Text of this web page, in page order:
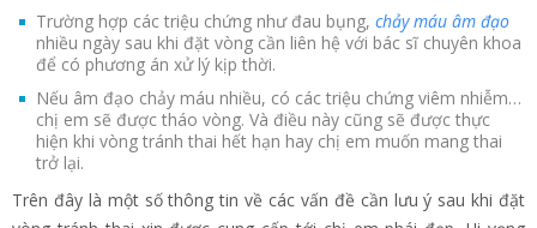
Trường hợp các triệu chứng như đau bụng, chảy máu âm đạo
nhiều ngày sau khi đặt vòng cần liên hệ với bác sĩ chuyên khoa
để có phương án xử lý kịp thời.
Nếu âm đạo chảy máu nhiều, có các triệu chứng viêm nhiễm…
chị em sẽ được tháo vòng. Và điều này cũng sẽ được thực
hiện khi vòng tránh thai hết hạn hay chị em muốn mang thai
trở lại.
Trên đây là một số thông tin về các vấn đề cần lưu ý sau khi đặt